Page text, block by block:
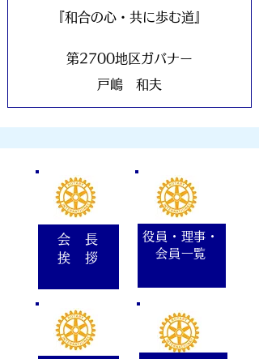
『和合の心・共に歩む道』
第2700地区ガバナー
戸嶋 和夫
会 長
挨 拶
役員・理事・
会員一覧